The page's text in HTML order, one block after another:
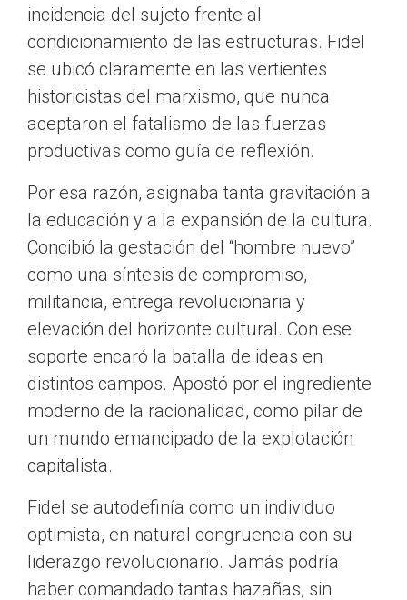
incidencia del sujeto frente al
condicionamiento de las estructuras. Fidel
se ubicó claramente en las vertientes
historicistas del marxismo, que nunca
aceptaron el fatalismo de las fuerzas
productivas como guía de reflexión.
Por esa razón, asignaba tanta gravitación a
la educación y a la expansión de la cultura.
Concibió la gestación del “hombre nuevo”
como una síntesis de compromiso,
militancia, entrega revolucionaria y
elevación del horizonte cultural. Con ese
soporte encaró la batalla de ideas en
distintos campos. Apostó por el ingrediente
moderno de la racionalidad, como pilar de
un mundo emancipado de la explotación
capitalista.
Fidel se autodefinía como un individuo
optimista, en natural congruencia con su
liderazgo revolucionario. Jamás podría
haber comandado tantas hazañas, sin